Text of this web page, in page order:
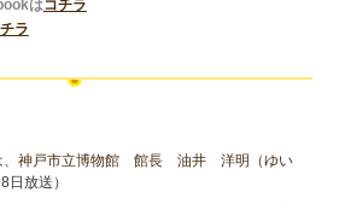
はコチラ
ラ
、神戸市立博物館 館長 油井 洋明（ゆい
日放送）